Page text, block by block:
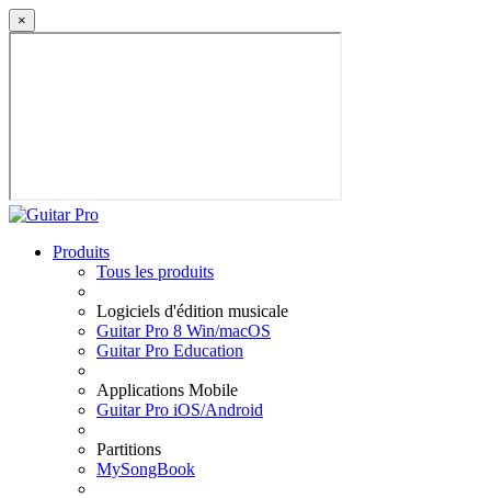
×
Produits
Tous les produits
Logiciels d'édition musicale
Guitar Pro 8 Win/macOS
Guitar Pro Education
Applications Mobile
Guitar Pro iOS/Android
Partitions
MySongBook